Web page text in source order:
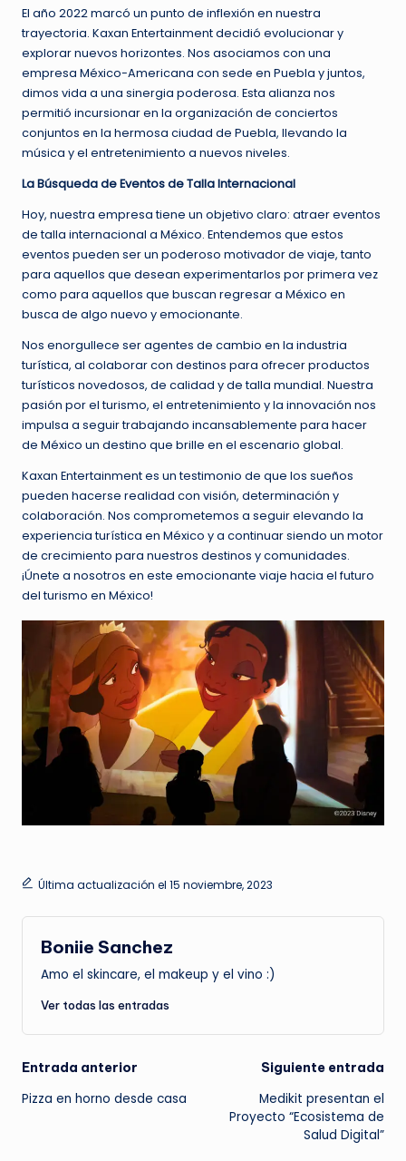
El año 2022 marcó un punto de inflexión en nuestra
trayectoria. Kaxan Entertainment decidió evolucionar y
explorar nuevos horizontes. Nos asociamos con una
empresa México-Americana con sede en Puebla y juntos,
dimos vida a una sinergia poderosa. Esta alianza nos
permitió incursionar en la organización de conciertos
conjuntos en la hermosa ciudad de Puebla, llevando la
música y el entretenimiento a nuevos niveles.
La Búsqueda de Eventos de Talla Internacional
Hoy, nuestra empresa tiene un objetivo claro: atraer eventos
de talla internacional a México. Entendemos que estos
eventos pueden ser un poderoso motivador de viaje, tanto
para aquellos que desean experimentarlos por primera vez
como para aquellos que buscan regresar a México en
busca de algo nuevo y emocionante.
Nos enorgullece ser agentes de cambio en la industria
turística, al colaborar con destinos para ofrecer productos
turísticos novedosos, de calidad y de talla mundial. Nuestra
pasión por el turismo, el entretenimiento y la innovación nos
impulsa a seguir trabajando incansablemente para hacer
de México un destino que brille en el escenario global.
Kaxan Entertainment es un testimonio de que los sueños
pueden hacerse realidad con visión, determinación y
colaboración. Nos comprometemos a seguir elevando la
experiencia turística en México y a continuar siendo un motor
de crecimiento para nuestros destinos y comunidades.
¡Únete a nosotros en este emocionante viaje hacia el futuro
del turismo en México!
Última actualización el 15 noviembre, 2023
Boniie Sanchez
Amo el skincare, el makeup y el vino :)
Ver todas las entradas
Navegación
de
Entrada anterior
Pizza en horno desde casa
Siguiente entrada
Medikit presentan el
Proyecto “Ecosistema de
Salud Digital”